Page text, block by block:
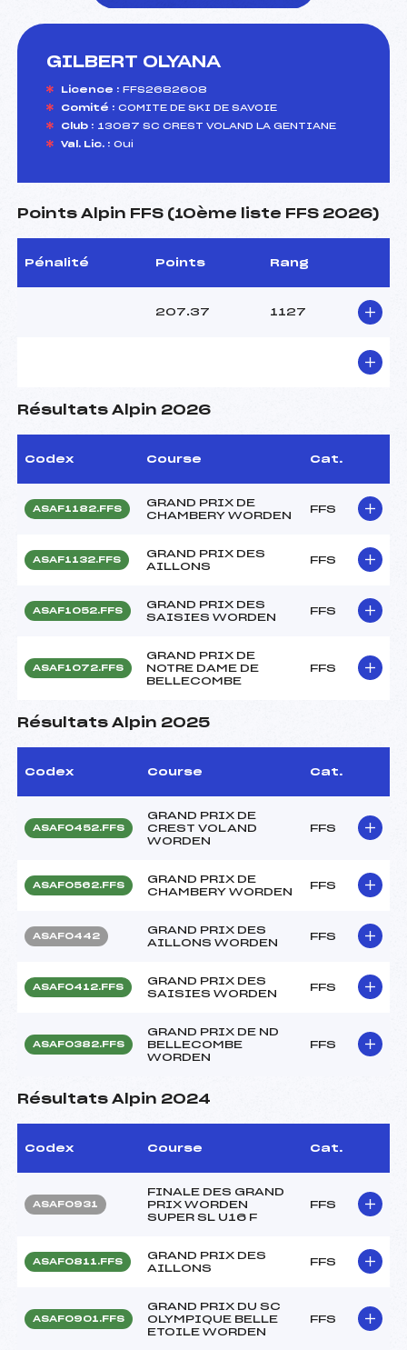
GILBERT OLYANA
Licence : FFS2682608
Comité : COMITE DE SKI DE SAVOIE
Club : 13087 SC CREST VOLAND LA GENTIANE
Val. Lic. : Oui
Points Alpin FFS (10ème liste FFS 2026)
Pénalité Points Rang
207.37 1127
Résultats Alpin 2026
Codex Course Cat.
ASAF1182.FFS
GRAND PRIX DE
CHAMBERY WORDEN
FFS
ASAF1132.FFS
GRAND PRIX DES
AILLONS
FFS
ASAF1052.FFS
GRAND PRIX DES
SAISIES WORDEN
FFS
ASAF1072.FFS
GRAND PRIX DE
NOTRE DAME DE
BELLECOMBE
FFS
Résultats Alpin 2025
Codex Course Cat.
ASAF0452.FFS
GRAND PRIX DE
CREST VOLAND
WORDEN
FFS
ASAF0562.FFS
GRAND PRIX DE
CHAMBERY WORDEN
FFS
ASAF0442
GRAND PRIX DES
AILLONS WORDEN
FFS
ASAF0412.FFS
GRAND PRIX DES
SAISIES WORDEN
FFS
ASAF0382.FFS
GRAND PRIX DE ND
BELLECOMBE
WORDEN
FFS
Résultats Alpin 2024
Codex Course Cat.
ASAF0931
FINALE DES GRAND
PRIX WORDEN
SUPER SL U16 F
FFS
ASAF0811.FFS
GRAND PRIX DES
AILLONS
FFS
ASAF0901.FFS
GRAND PRIX DU SC
OLYMPIQUE BELLE
ETOILE WORDEN
FFS